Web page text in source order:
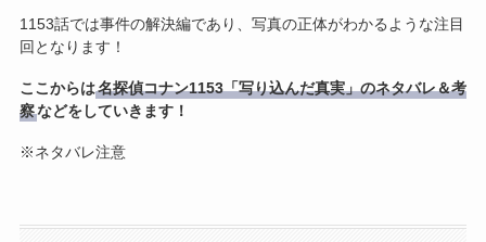
1153話では事件の解決編であり、写真の正体がわかるような注目
回となります！
ここからは名探偵コナン1153「写り込んだ真実」のネタバレ＆考
察などをしていきます！
※ネタバレ注意